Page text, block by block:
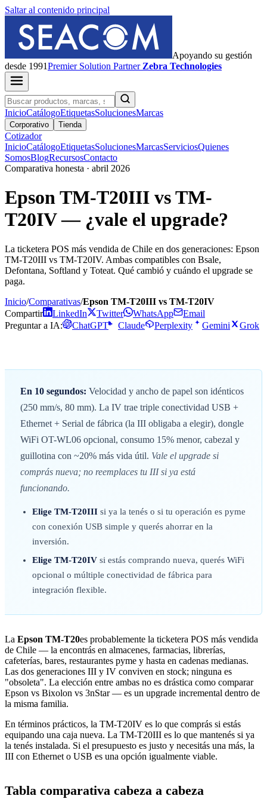
Saltar al contenido principal
Apoyando su gestión
desde 1991PremierSolution Partner Zebra Technologies
InicioCatálogoEtiquetasSolucionesMarcas
Corporativo Tienda
Cotizador
InicioCatálogoEtiquetasSolucionesMarcasServiciosQuienes
SomosBlogRecursosContacto
Comparativa honesta · abril 2026
Epson TM-T20III vs TM-
T20IV — ¿vale el upgrade?
La ticketera POS más vendida de Chile en dos generaciones: Epson
TM-T20III vs TM-T20IV. Ambas compatibles con Bsale,
Defontana, Softland y Toteat. Qué cambió y cuándo el upgrade se
paga.
Inicio/Comparativas/Epson TM-T20III vs TM-T20IV
Compartir
LinkedIn Twitter WhatsApp
Email
Preguntar a IA:
ChatGPT Claude Perplexity Gemini Grok
En 10 segundos: Velocidad y ancho de papel son idénticos
(250 mm/s, 80 mm). La IV trae triple conectividad USB +
Ethernet + Serial de fábrica (la III obligaba a elegir), dongle
WiFi OT-WL06 opcional, consumo 15% menor, cabezal y
guillotina con ~20% más vida útil. Vale el upgrade si
comprás nueva; no reemplaces tu III si ya está
funcionando.
Elige TM-T20III si ya la tenés o si tu operación es pyme
con conexión USB simple y querés ahorrar en la
inversión.
Elige TM-T20IV si estás comprando nueva, querés WiFi
opcional o múltiple conectividad de fábrica para
integración flexible.
La Epson TM-T20es probablemente la ticketera POS más vendida
de Chile — la encontrás en almacenes, farmacias, librerías,
cafeterías, bares, restaurantes pyme y hasta en cadenas medianas.
Las dos generaciones III y IV conviven en stock; ninguna es
"obsoleta". La elección entre ambas no es drástica como comparar
Epson vs Bixolon vs 3nStar — es un upgrade incremental dentro de
la misma familia.
En términos prácticos, la TM-T20IV es lo que comprás si estás
equipando una caja nueva. La TM-T20III es lo que mantenés si ya
la tenés instalada. Si el presupuesto es justo y necesitás una más, la
III con Ethernet o USB es una opción igualmente viable.
Tabla comparativa cabeza a cabeza